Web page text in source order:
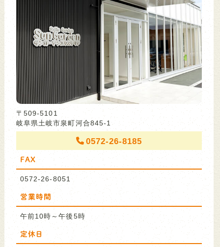
〒509-5101
岐阜県土岐市泉町河合845-1
0572-26-8185
FAX
0572-26-8051
営業時間
午前10時～午後5時
定休日